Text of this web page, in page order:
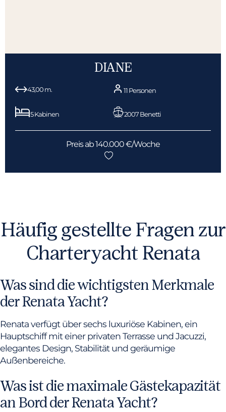
DIANE
43,00 m. 11 Personen
5 Kabinen 2007 Benetti
Preis ab 140.000 €/Woche
Häufig gestellte Fragen zur
Charteryacht Renata
Was sind die wichtigsten Merkmale
der Renata Yacht?
Renata verfügt über sechs luxuriöse Kabinen, ein
Hauptschiff mit einer privaten Terrasse und Jacuzzi,
elegantes Design, Stabilität und geräumige
Außenbereiche.
Was ist die maximale Gästekapazität
an Bord der Renata Yacht?